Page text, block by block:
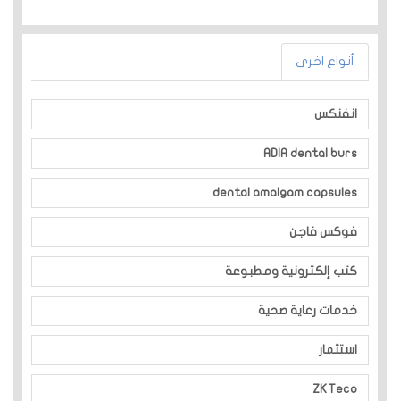
أنواع اخرى
انفنكس
ADIA dental burs
dental amalgam capsules
فوكس فاجن
كتب إلكترونية ومطبوعة
خدمات رعاية صحية
استثمار
ZKTeco